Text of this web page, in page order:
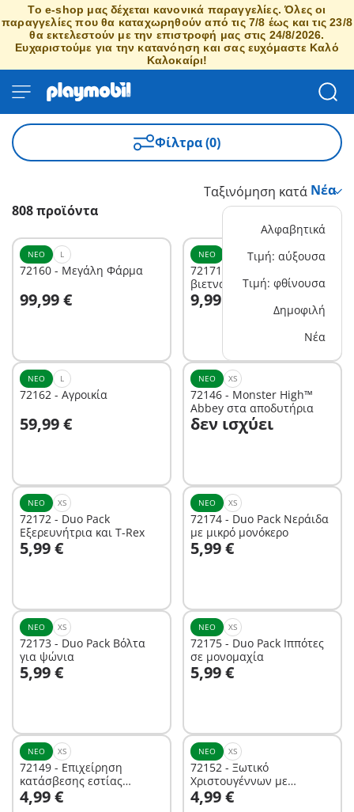
Το e-shop μας δέχεται κανονικά παραγγελίες. Όλες οι
παραγγελίες που θα καταχωρηθούν από τις 7/8 έως και τις 23/8
θα εκτελεστούν με την επιστροφή μας στις 24/8/2026.
Ευχαριστούμε για την κατανόηση και σας ευχόμαστε Καλό
Καλοκαίρι!
Φίλτρα (0)
808 προϊόντα
Ταξινόμηση κατά
Αλφαβητικά
Τιμή: αύξουσα
Τιμή: φθίνουσα
Δημοφιλή
Νέα
ΝΈΟ L
72160 - Μεγάλη Φάρμα
99,99 €
ΝΈΟ
72171 - Αγρότης με
βιετναμέζικα γουρουνάκια
9,99 €Στο καλάθι
ΝΈΟ L
72162 - Αγροικία
59,99 €
ΝΈΟ XS
72146 - Monster High™
Abbey στα αποδυτήρια
δεν ισχύει
ΝΈΟ XS
72172 - Duo Pack
Εξερευνήτρια και T-Rex
5,99 €
Στο καλάθι
ΝΈΟ XS
72174 - Duo Pack Νεράιδα
με μικρό μονόκερο
5,99 €
Στο καλάθι
ΝΈΟ XS
72173 - Duo Pack Βόλτα
για ψώνια
5,99 €
Στο καλάθι
ΝΈΟ XS
72175 - Duo Pack Ιππότες
σε μονομαχία
5,99 €
Στο καλάθι
ΝΈΟ XS
72149 - Επιχείρηση
κατάσβεσης εστίας
φωτιάς
4,99 €
Στο καλάθι
ΝΈΟ XS
72152 - Ξωτικό
Χριστουγέννων με
μπισκότα
4,99 €
Στο καλάθι